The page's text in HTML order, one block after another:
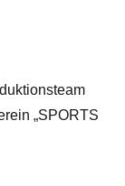
„SPORTS